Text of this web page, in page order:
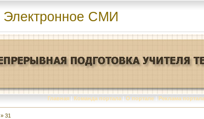
Электронное СМИ
Главная | Команда портала | О портале | Реклама портала
» 31